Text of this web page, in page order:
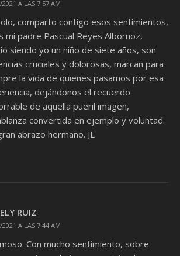
2021 A LAS 7:57 AM
comparto contigo esos sentimientos,
mi padre Pascual Reyes Albornoz,
siendo yo un niño de siete años, son
cruciales y dolorosas, marcan para
la vida de quienes pasamos por esa
dejándonos el recuerdo
de aquella pueril imagen,
convertida en ejemplo y voluntad.
abrazo hermano. JL
RUIZ
2021 A LAS 7:44 AM
Con mucho sentimiento, sobre